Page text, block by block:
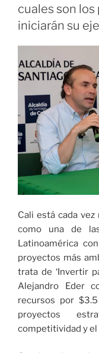
cuales son
iniciarán su
Cali está cada
como una de
Latinoamérica
proyectos más
trata de ‘Invertir
Alejandro Eder
recursos por
proyectos
competitividad y el